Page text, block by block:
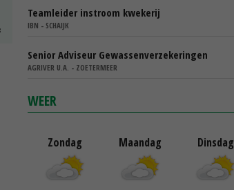
Teamleider instroom kwekerij
IBN - SCHAIJK
Senior Adviseur Gewassenverzekeringen
AGRIVER U.A. - ZOETERMEER
WEER
Zondag Maandag Dinsdag